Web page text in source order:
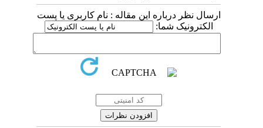
ارسال نظر درباره این مقاله : نام کاربری یا پست
الکترونیک شما: